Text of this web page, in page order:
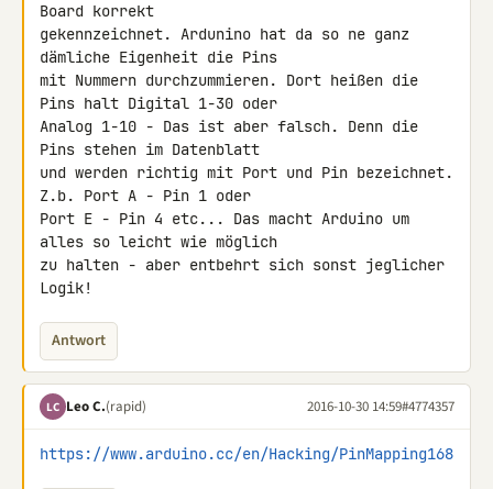
Board korrekt
gekennzeichnet. Ardunino hat da so ne ganz
dämliche Eigenheit die Pins
mit Nummern durchzummieren. Dort heißen die
Pins halt Digital 1-30 oder
Analog 1-10 - Das ist aber falsch. Denn die
Pins stehen im Datenblatt
und werden richtig mit Port und Pin bezeichnet.
Z.b. Port A - Pin 1 oder
Port E - Pin 4 etc... Das macht Arduino um
alles so leicht wie möglich
zu halten - aber entbehrt sich sonst jeglicher
Logik!
Antwort
LC Leo C.(rapid) 2016-10-30 14:59#4774357
https://www.arduino.cc/en/Hacking/PinMapping168